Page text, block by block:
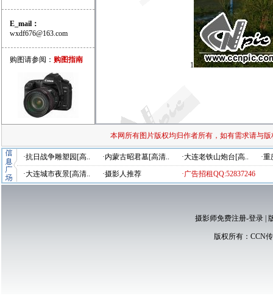
E_mail：
wxdf676@163.com
购图请参阅： 购图指南
1
本网所有图片版权均归作者所有，如有需求请与
·抗日战争雕塑园[高.. ·内蒙古昭君墓[高清.. ·大连老铁山炮台[高..
·
·大连城市夜景[高清..
·摄影人推荐 ·广告招租QQ:52837246
摄影师免费注册-登录|
版权所有： CCN